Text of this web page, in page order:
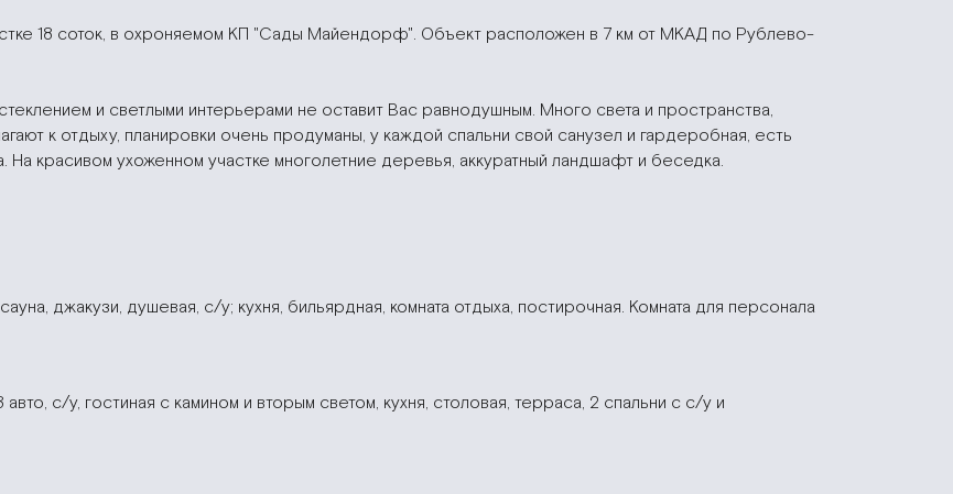
18 соток, в охроняемом КП "Сады Майендорф". Объект расположен в 7 км от МКАД по Рублево-
и светлыми интерьерами не оставит Вас равнодушным. Много света и пространства,
к отдыху, планировки очень продуманы, у каждой спальни свой санузел и гардеробная, есть
красивом ухоженном участке многолетние деревья, аккуратный ландшафт и беседка.
джакузи, душевая, с/у; кухня, бильярдная, комната отдыха, постирочная. Комната для персонала
с/у, гостиная с камином и вторым светом, кухня, столовая, терраса, 2 спальни с с/у и